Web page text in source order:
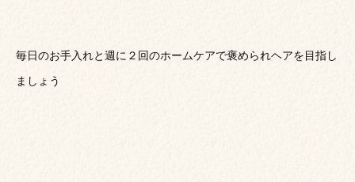
毎日のお手入れと週に２回のホームケアで褒められヘアを目指し
ましょう